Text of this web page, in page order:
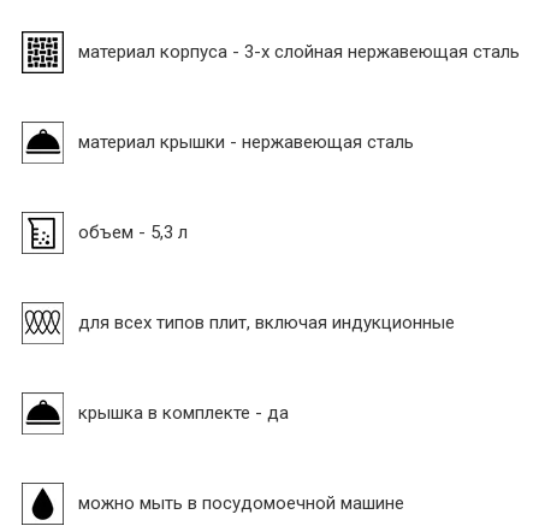
материал корпуса - 3-х слойная нержавеющая сталь
материал крышки - нержавеющая сталь
объем - 5,3 л
для всех типов плит, включая индукционные
крышка в комплекте - да
можно мыть в посудомоечной машине